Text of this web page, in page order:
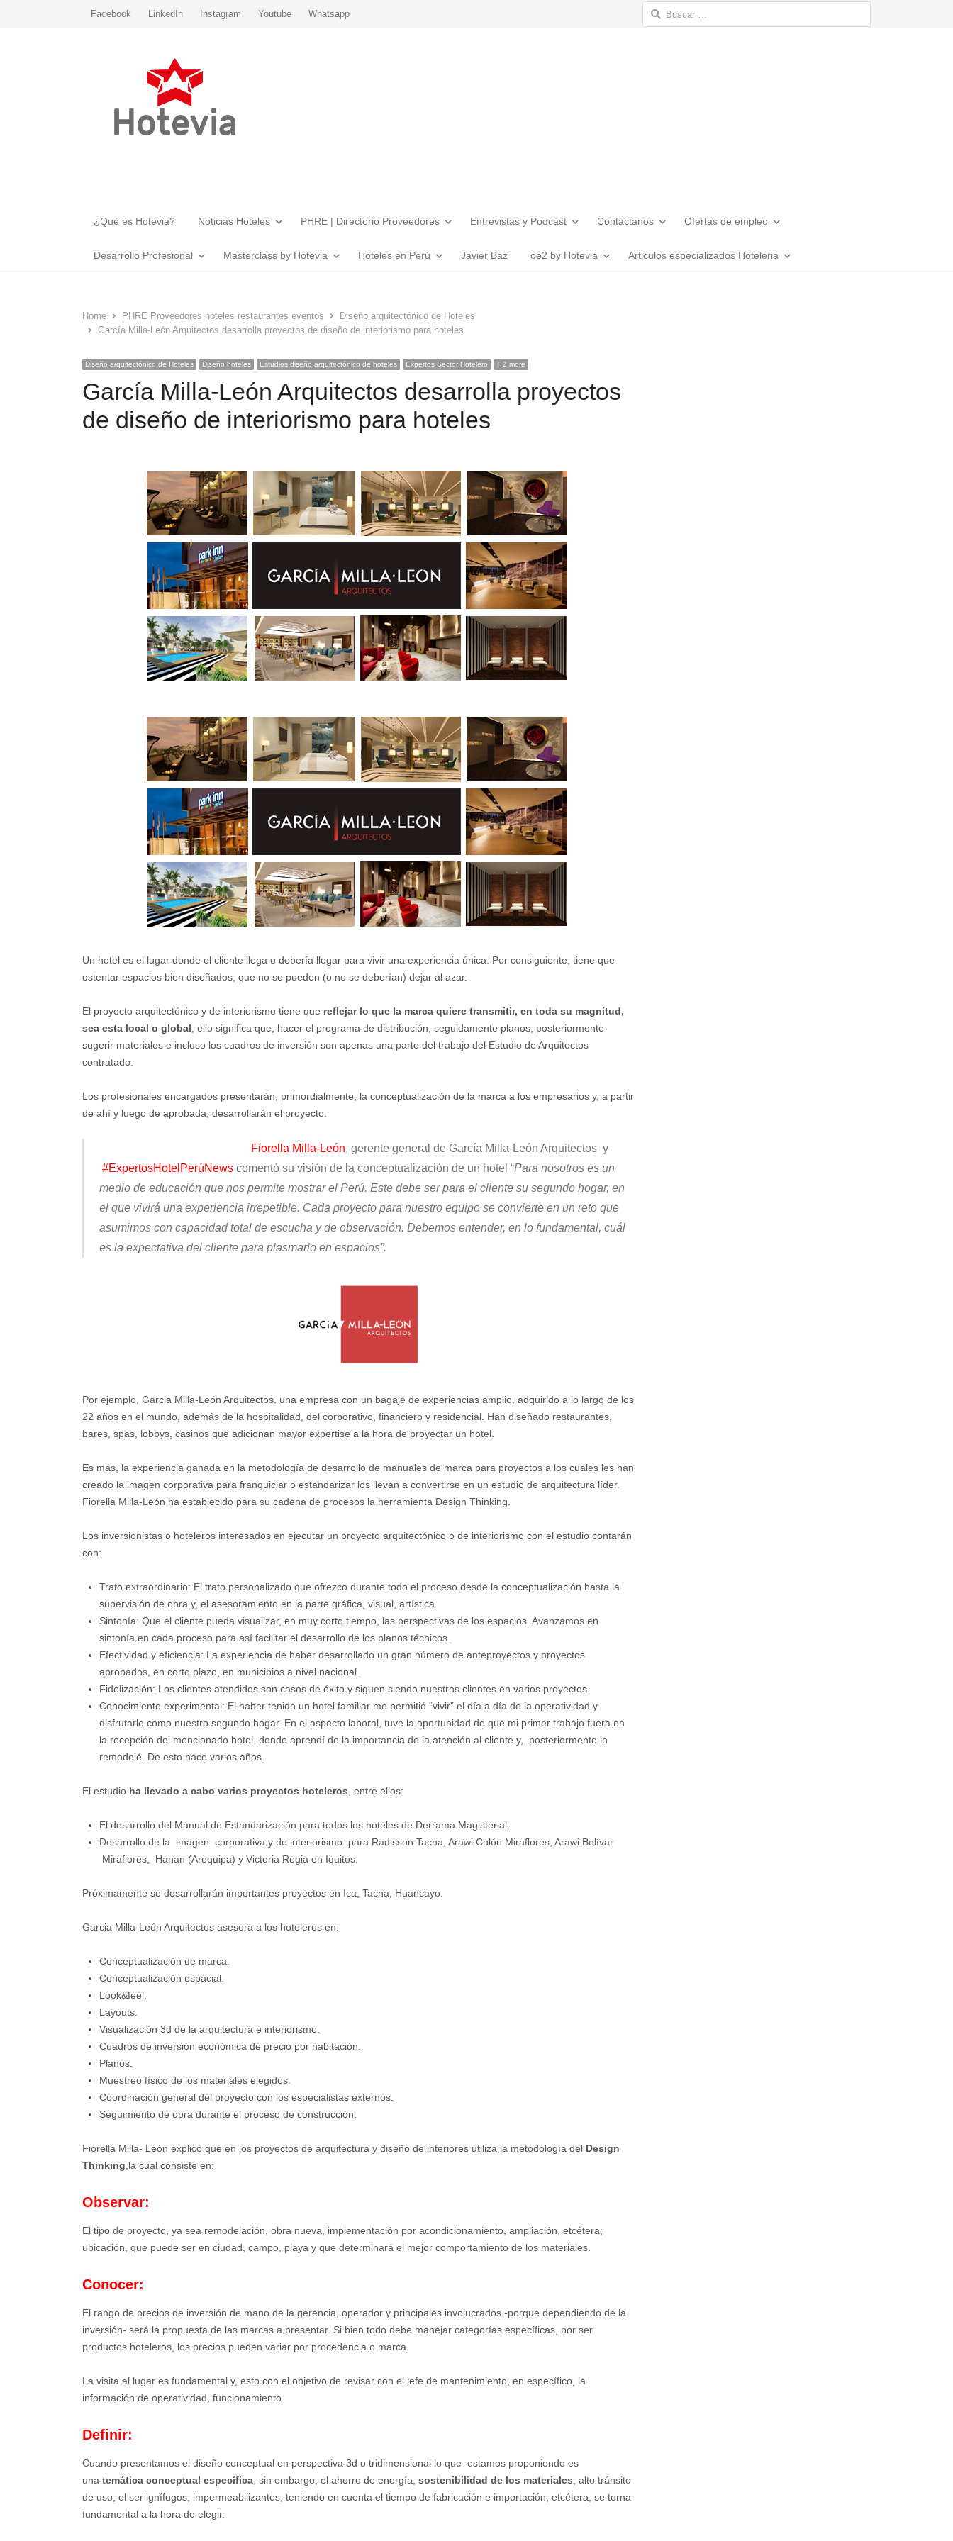
Facebook LinkedIn Instagram Youtube Whatsapp Buscar:
¿Qué es Hotevia? Noticias Hoteles PHRE | Directorio Proveedores Entrevistas y Podcast Contáctanos Ofertas de empleo
Desarrollo Profesional Masterclass by Hotevia Hoteles en Perú Javier Baz oe2 by Hotevia Articulos especializados Hoteleria
Home PHRE Proveedores hoteles restaurantes eventos
Diseño arquitectónico de Hoteles
García Milla-León Arquitectos desarrolla proyectos de diseño de interiorismo para hoteles
Diseño arquitectónico de Hoteles Diseño hoteles Estudios diseño arquitectónico de hoteles Expertos Sector Hotelero + 2 more
García Milla-León Arquitectos desarrolla proyectos
de diseño de interiorismo para hoteles
Un hotel es el lugar donde el cliente llega o debería llegar para vivir una experiencia única. Por consiguiente, tiene que
ostentar espacios bien diseñados, que no se pueden (o no se deberían) dejar al azar.
El proyecto arquitectónico y de interiorismo tiene que reflejar lo que la marca quiere transmitir, en toda su magnitud,
sea esta local o global; ello significa que, hacer el programa de distribución, seguidamente planos, posteriormente
sugerir materiales e incluso los cuadros de inversión son apenas una parte del trabajo del Estudio de Arquitectos
contratado.
Los profesionales encargados presentarán, primordialmente, la conceptualización de la marca a los empresarios y, a partir
de ahí y luego de aprobada, desarrollarán el proyecto.
Fiorella Milla-León, gerente general de García Milla-León Arquitectos y
#ExpertosHotelPerúNews comentó su visión de la conceptualización de un hotel “Para nosotros es un
medio de educación que nos permite mostrar el Perú. Este debe ser para el cliente su segundo hogar, en
el que vivirá una experiencia irrepetible. Cada proyecto para nuestro equipo se convierte en un reto que
asumimos con capacidad total de escucha y de observación. Debemos entender, en lo fundamental, cuál
es la expectativa del cliente para plasmarlo en espacios”.
Por ejemplo, Garcia Milla-León Arquitectos, una empresa con un bagaje de experiencias amplio, adquirido a lo largo de los
22 años en el mundo, además de la hospitalidad, del corporativo, financiero y residencial. Han diseñado restaurantes,
bares, spas, lobbys, casinos que adicionan mayor expertise a la hora de proyectar un hotel.
Es más, la experiencia ganada en la metodología de desarrollo de manuales de marca para proyectos a los cuales les han
creado la imagen corporativa para franquiciar o estandarizar los llevan a convertirse en un estudio de arquitectura líder.
Fiorella Milla-León ha establecido para su cadena de procesos la herramienta Design Thinking.
Los inversionistas o hoteleros interesados en ejecutar un proyecto arquitectónico o de interiorismo con el estudio contarán
con:
Trato extraordinario: El trato personalizado que ofrezco durante todo el proceso desde la conceptualización hasta la
supervisión de obra y, el asesoramiento en la parte gráfica, visual, artística.
Sintonía: Que el cliente pueda visualizar, en muy corto tiempo, las perspectivas de los espacios. Avanzamos en
sintonía en cada proceso para así facilitar el desarrollo de los planos técnicos.
Efectividad y eficiencia: La experiencia de haber desarrollado un gran número de anteproyectos y proyectos
aprobados, en corto plazo, en municipios a nivel nacional.
Fidelización: Los clientes atendidos son casos de éxito y siguen siendo nuestros clientes en varios proyectos.
Conocimiento experimental: El haber tenido un hotel familiar me permitió “vivir” el día a día de la operatividad y
disfrutarlo como nuestro segundo hogar. En el aspecto laboral, tuve la oportunidad de que mi primer trabajo fuera en
la recepción del mencionado hotel donde aprendí de la importancia de la atención al cliente y, posteriormente lo
remodelé. De esto hace varios años.
El estudio ha llevado a cabo varios proyectos hoteleros , entre ellos:
El desarrollo del Manual de Estandarización para todos los hoteles de Derrama Magisterial.
Desarrollo de la imagen corporativa y de interiorismo para Radisson Tacna, Arawi Colón Miraflores, Arawi Bolívar
Miraflores, Hanan (Arequipa) y Victoria Regia en Iquitos.
Próximamente se desarrollarán importantes proyectos en Ica, Tacna, Huancayo.
Garcia Milla-León Arquitectos asesora a los hoteleros en:
Conceptualización de marca.
Conceptualización espacial.
Look&feel.
Layouts.
Visualización 3d de la arquitectura e interiorismo.
Cuadros de inversión económica de precio por habitación.
Planos.
Muestreo físico de los materiales elegidos.
Coordinación general del proyecto con los especialistas externos.
Seguimiento de obra durante el proceso de construcción.
Fiorella Milla- León explicó que en los proyectos de arquitectura y diseño de interiores utiliza la metodología del Design
Thinking ,la cual consiste en:
Observar:
El tipo de proyecto, ya sea remodelación, obra nueva, implementación por acondicionamiento, ampliación, etcétera;
ubicación, que puede ser en ciudad, campo, playa y que determinará el mejor comportamiento de los materiales.
Conocer:
El rango de precios de inversión de mano de la gerencia, operador y principales involucrados -porque dependiendo de la
inversión- será la propuesta de las marcas a presentar. Si bien todo debe manejar categorías específicas, por ser
productos hoteleros, los precios pueden variar por procedencia o marca.
La visita al lugar es fundamental y, esto con el objetivo de revisar con el jefe de mantenimiento, en específico, la
información de operatividad, funcionamiento.
Definir:
Cuando presentamos el diseño conceptual en perspectiva 3d o tridimensional lo que estamos proponiendo es
una temática conceptual específica , sin embargo, el ahorro de energía, sostenibilidad de los materiales , alto tránsito
de uso, el ser ignífugos, impermeabilizantes, teniendo en cuenta el tiempo de fabricación e importación, etcétera, se torna
fundamental a la hora de elegir.